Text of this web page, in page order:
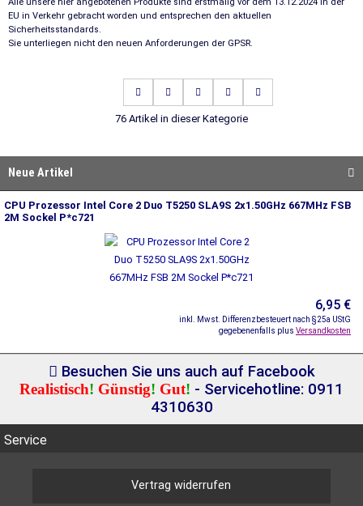
EU in Verkehr gebracht worden und entsprechen den aktuellen
Sicherheitsstandards.
Sie unterliegen nicht den neuen Anforderungen der GPSR.
76 Artikel in dieser Kategorie
Neue Artikel
CPU Prozessor Intel Core 2 Duo T5250 SLA9S 2x1.50GHz 667MHz FSB
2M Sockel P*c721
6,95 €
inkl. Mwst. Differenzbesteuert nach §25a UStG
gegebenenfalls plus Versandkosten
Besuchen Sie uns auch auf Facebook
Realistisch! Günstig! Gut! - Servicehotline: 0911
4310630
Service
Vertrag widerrufen